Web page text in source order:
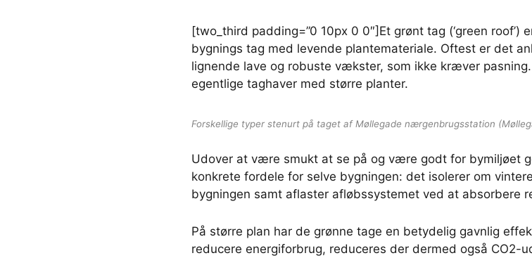
[two_third padding=”0 10px 0 0″]Et grønt tag (‘green
bygnings tag med levende plantemateriale. Oftest er det
lignende lave og robuste vækster, som ikke kræver
egentlige taghaver med større planter.
Forskellige typer stenurt på taget af Møllegade nærgenbrugsstation
Udover at være smukt at se på og være godt for bymiljøet
konkrete fordele for selve bygningen: det isolerer om
bygningen samt aflaster afløbssystemet ved at absorbere
På større plan har de grønne tage en betydelig gavnlig
reducere energiforbrug, reduceres der dermed også CO2-